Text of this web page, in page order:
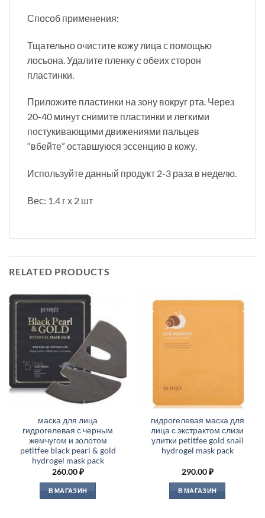
Способ применения:
Тщательно очистите кожу лица с помощью
лосьона. Удалите пленку с обеих сторон
пластинки.
Приложите пластинки на зону вокруг рта. Через
20-40 минут снимите пластинки и легкими
постукивающими движениями пальцев
“вбейте” оставшуюся эссенцию в кожу.
Используйте данный продукт 2-3 раза в неделю.
Вес: 1.4 г х 2 шт
RELATED PRODUCTS
маска для лица
гидрогелевая с черным
жемчугом и золотом
petitfee black pearl & gold
hydrogel mask pack
260.00₽
В МАГАЗИН
гидрогелевая маска для
лица с экстрактом слизи
улитки petitfee gold snail
hydrogel mask pack
290.00₽
В МАГАЗИН